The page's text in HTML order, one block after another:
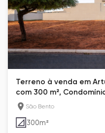
Terreno à venda em
com 300 m²,
São Bento
300m²